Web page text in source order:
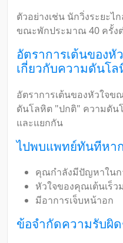
ตัวอย่างเช่น นักวิ่งระยะไ
ขณะพักประมาณ 40 ครั้ง
อัตราการเต้นของหั
เกี่ยวกับความดันโ
อัตราการเต้นของหัวใจ
ดันโลหิต "ปกติ" ความดัน
และแยกกัน
ไปพบแพทย์ทันทีหา
คุณกำลังมีปัญหาในก
หัวใจของคุณเต้นเร็
มีอาการเจ็บหน้าอก
ข้อจำกัดความรับผิ